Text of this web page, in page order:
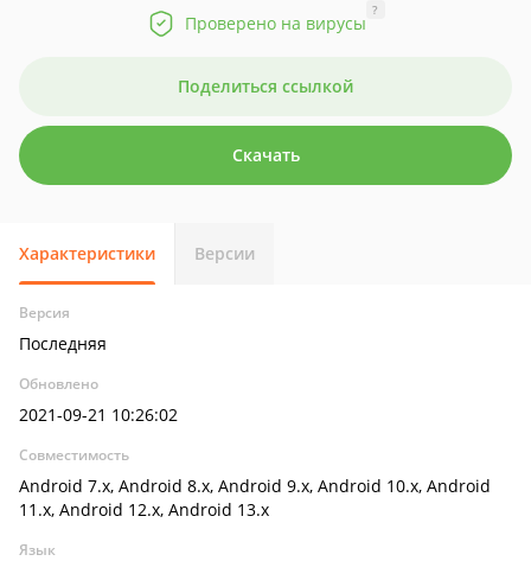
Проверено на вирусы
?
Поделиться ссылкой
Скачать
Характеристики Версии
Версия
Последняя
Обновлено
2021-09-21 10:26:02
Совместимость
Android 7.x, Android 8.x, Android 9.x, Android 10.x, Android
11.x, Android 12.x, Android 13.x
Язык